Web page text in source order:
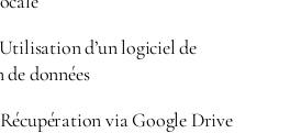
d’un logiciel de
données
via Google Drive